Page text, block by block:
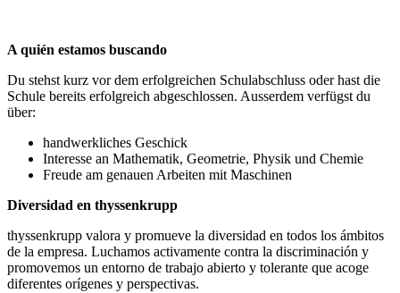
A quién estamos buscando
Du stehst kurz vor dem erfolgreichen Schulabschluss oder hast die
Schule bereits erfolgreich abgeschlossen. Ausserdem verfügst du
über:
handwerkliches Geschick
Interesse an Mathematik, Geometrie, Physik und Chemie
Freude am genauen Arbeiten mit Maschinen
Diversidad en thyssenkrupp
thyssenkrupp valora y promueve la diversidad en todos los ámbitos
de la empresa. Luchamos activamente contra la discriminación y
promovemos un entorno de trabajo abierto y tolerante que acoge
diferentes orígenes y perspectivas.